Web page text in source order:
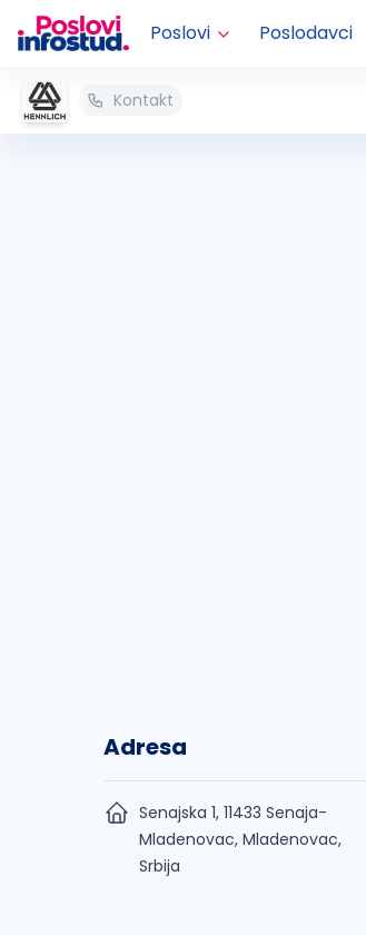
Poslovi Poslodavci
Kontakt
Adresa
Senajska 1, 11433 Senaja-
Mladenovac, Mladenovac,
Srbija